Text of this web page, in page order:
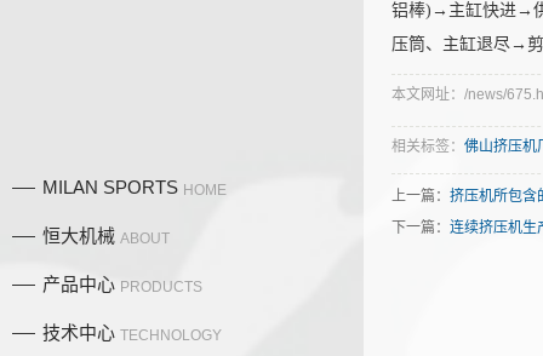
MILAN SPORTS HOME
恒大机械 ABOUT
产品中心 PRODUCTS
技术中心 TECHNOLOGY
铝棒)→主缸快进→
压筒、主缸退尽→
本文网址：/news/
相关标签：佛山挤压机
上一篇：挤压机所包含
下一篇：连续挤压机生